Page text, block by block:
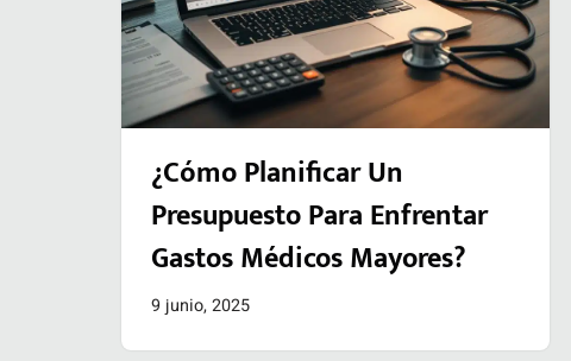
¿Cómo Planificar Un
Presupuesto Para Enfrentar
Gastos Médicos Mayores?
9 junio, 2025